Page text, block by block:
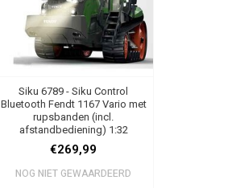
Siku 6789 - Siku Control
Bluetooth Fendt 1167 Vario met
rupsbanden (incl.
afstandbediening) 1:32
€269,99
NOG NIET GEWAARDEERD